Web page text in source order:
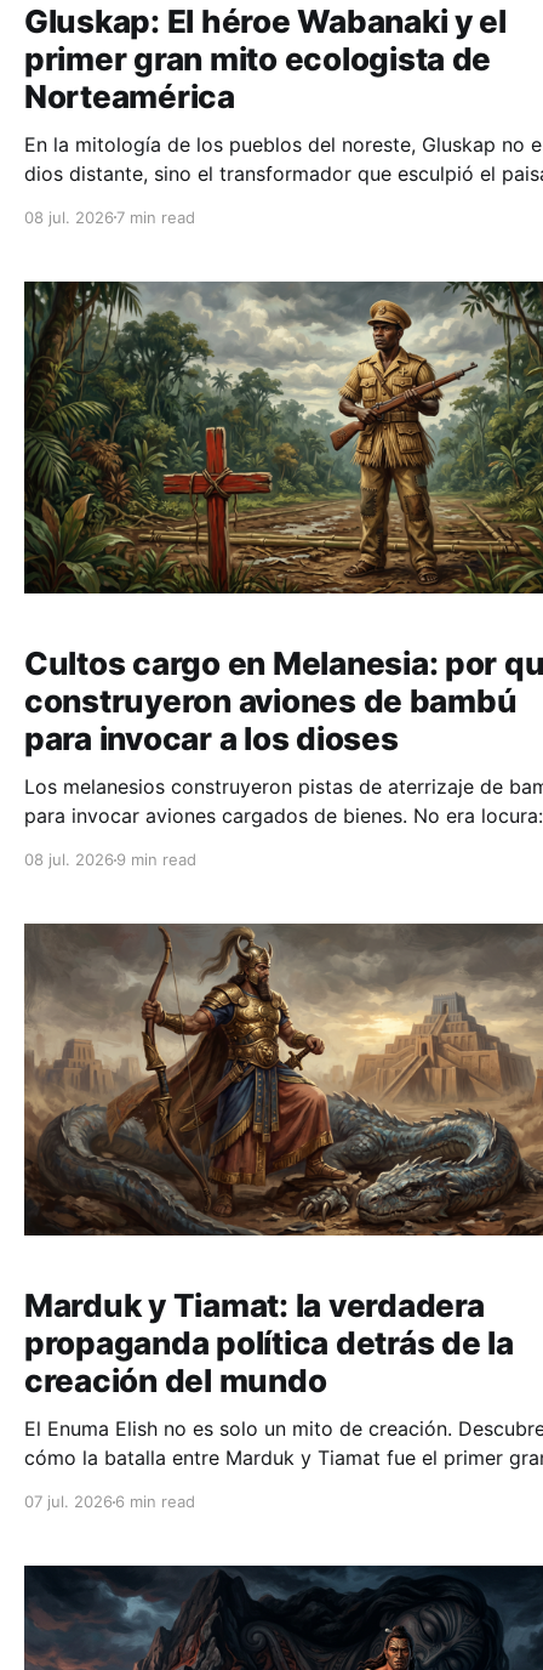
Gluskap: El héroe Wabanaki y el
primer gran mito ecologista de
Norteamérica
En la mitología de los pueblos del noreste, Gluskap no
dios distante, sino el transformador que esculpió el
equilibrio con la tierra.
08 jul. 2026 7 min read
Cultos cargo en Melanesia: por
construyeron aviones de bambú
para invocar a los dioses
Los melanesios construyeron pistas de aterrizaje de
para invocar aviones cargados de bienes. No era
cómo funciona toda religión.
08 jul. 2026 9 min read
Marduk y Tiamat: la verdadera
propaganda política detrás de la
creación del mundo
El Enuma Elish no es solo un mito de creación.
cómo la batalla entre Marduk y Tiamat fue el primer
07 jul. 2026 6 min read